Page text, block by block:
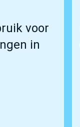
voor
in